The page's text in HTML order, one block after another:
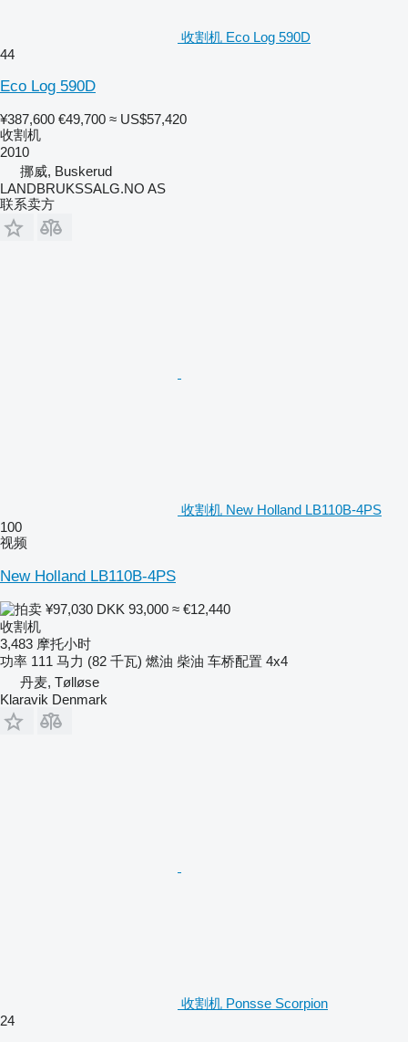
收割机 Eco Log 590D
44
Eco Log 590D
¥387,600 €49,700 ≈ US$57,420
收割机
2010
挪威, Buskerud
LANDBRUKSSALG.NO AS
联系卖方
收割机 New Holland LB110B-4PS
100
视频
New Holland LB110B-4PS
¥97,030 DKK 93,000 ≈ €12,440
收割机
3,483 摩托小时
功率 111 马力 (82 千瓦) 燃油 柴油 车桥配置 4x4
丹麦, Tølløse
Klaravik Denmark
收割机 Ponsse Scorpion
24